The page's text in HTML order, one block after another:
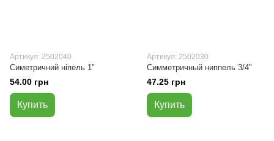
Артикул: 2502040
Симетричний ніпель 1"
54.00 грн
Купить
Артикул: 2502030
Симметричный ниппель 3/4"
47.25 грн
Купить